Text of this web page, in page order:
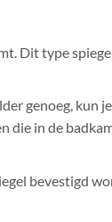
Dit type
genoeg, kun
die in de
bevestigd